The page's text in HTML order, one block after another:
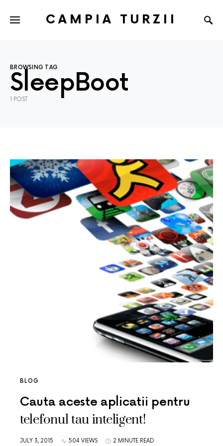
CAMPIA TURZII
BROWSING TAG
SleepBoot
1 POST
BLOG
Cauta aceste aplicatii pentru
telefonul tau inteligent!
JULY 3, 2015 504 VIEWS 2 MINUTE READ